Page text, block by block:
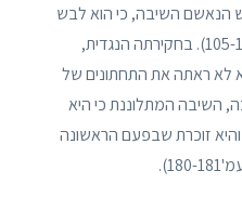
השיבה, כי הוא לבש
רק תחתונים בצבע שחור (עמ'105-106). בחקירתה הנגדית,
לא ראתה את התחתונים של
השיבה המתלוננת כי היא
זוכרת שבפעם הראשונה